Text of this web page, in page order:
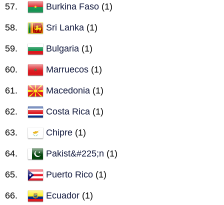
Burkina Faso (1)
Sri Lanka (1)
Bulgaria (1)
Marruecos (1)
Macedonia (1)
Costa Rica (1)
Chipre (1)
Pakist&#225;n (1)
Puerto Rico (1)
Ecuador (1)